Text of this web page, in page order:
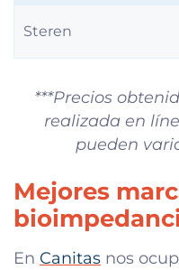
Steren
***Precios
realizada en
pueden
Mejores
En Canitas nos